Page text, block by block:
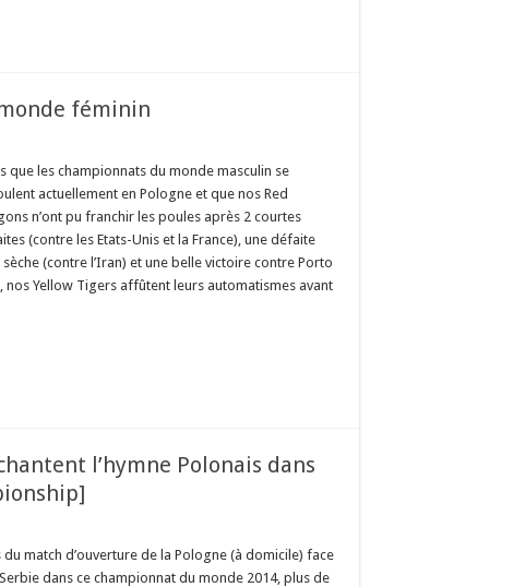
féminin
que les championnats du monde masculin se
actuellement en Pologne et que nos Red
n’ont pu franchir les poules après 2 courtes
(contre les Etats-Unis et la France), une défaite
sèche (contre l’Iran) et une belle victoire contre Porto
nos Yellow Tigers affûtent leurs automatismes avant
l’hymne Polonais dans
du match d’ouverture de la Pologne (à domicile) face
dans ce championnat du monde 2014, plus de